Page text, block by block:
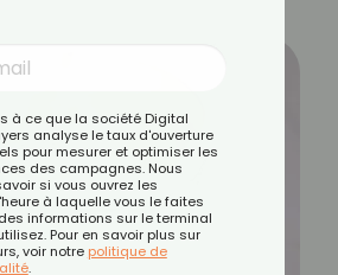
à ce que la société Digital
analyse le taux d'ouverture
pour mesurer et optimiser les
des campagnes. Nous
si vous ouvrez les
à laquelle vous le faites
informations sur le terminal
Pour en savoir plus sur
voir notre politique de
.